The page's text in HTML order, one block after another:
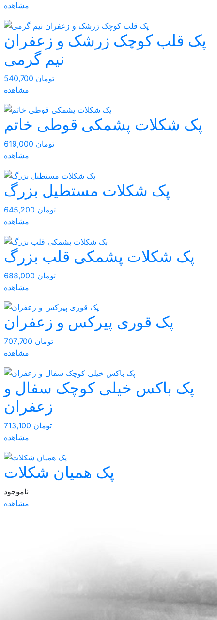
مشاهده
پک قلب کوچک زرشک و زعفران
نیم گرمی
540,700 تومان
مشاهده
پک شکلات پشمکی قوطی خاتم
619,000 تومان
مشاهده
پک شکلات مستطیل بزرگ
645,200 تومان
مشاهده
پک شکلات پشمکی قلب بزرگ
688,000 تومان
مشاهده
پک قوری پیرکس و زعفران
707,700 تومان
مشاهده
پک باکس خیلی کوچک سفال و
زعفران
713,100 تومان
مشاهده
پک همیان شکلات
ناموجود
مشاهده